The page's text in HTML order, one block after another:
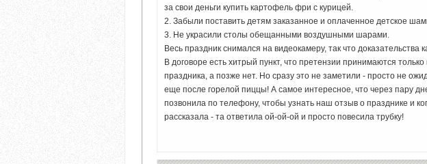
за свои деньги купить картофель фри с курицей.
2. Забыли поставить детям заказанное и оплаченное детское
3. Не украсили столы обещанными воздушными шарами.
Весь праздник снимался на видеокамеру, так что доказательства
В договоре есть хитрый пункт, что претензии принимаются
праздника, а позже нет. Но сразу это не заметили - просто не
еще после горелой пиццы! А самое интересное, что через пару
позвонила по телефону, чтобы узнать наш отзыв о празднике и
рассказала - та ответила ой-ой-ой и просто повесила трубку!